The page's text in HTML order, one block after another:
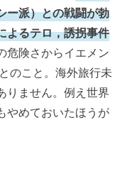
ー派）との戦闘が勃
よるテロ，誘拐事件
危険さからイエメン
のこと。海外旅行未
りません。例え世界
やめておいたほうが